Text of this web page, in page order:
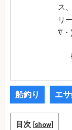
ス
リ
∇・
船釣り エ
目次 [show]